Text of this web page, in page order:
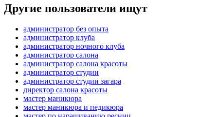
Другие пользователи ищут
администратор без опыта
администратор клуба
администратор ночного клуба
администратор салона
администратор салона красоты
администратор студии
администратор студии загара
директор салона красоты
мастер маникюра
мастер маникюра и педикюра